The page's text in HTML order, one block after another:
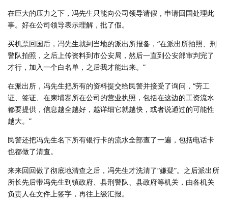
在巨大的压力之下，冯先生只能向公司领导请假，申请回国处理此
事。好在公司领导表示理解，批了假。
买机票回国后，冯先生就到当地的派出所报备，“在派出所拍照、刑
警队拍照，之后上传资料到市公安局，然后一直到公安部审判完了
才行，加入一个白名单，之后我才能出来。”
在派出所，冯先生把所有的资料提交给民警并接受了询问，“劳工
证、签证、在柬埔寨所在公司的营业执照，包括在这边的工资流水
都要提供，信息越全越好，越详细它就越快，或者说通过的可能性
越大。”
民警还把冯先生名下所有银行卡的流水全部查了一遍，包括电话卡
也都做了清查。
来来回回做了彻底地清查之后，冯先生才洗清了“嫌疑”。之后派出所
所长先后带冯先生到镇政府、县刑警队、县政府等机关，由各机关
负责人在文件上签字，再往上级汇报。